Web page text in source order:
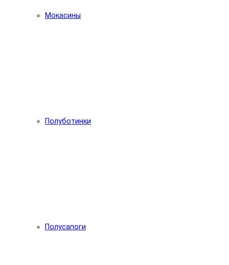
Мокасины
Полуботинки
Полусапоги